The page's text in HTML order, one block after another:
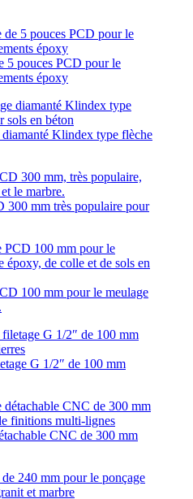
5 pouces PCD pour le
époxy
Klindex type flèche
300 mm très populaire pour
100 mm pour le meulage
G 1/2″ de 100 mm
CNC de 300 mm